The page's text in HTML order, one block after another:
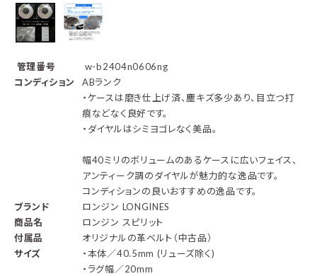
管理番号
w-b2404n0606ng
コンディション
ABランク
・ケースは磨き仕上げ済、塵キズ多少あり、目立つ打
痕などなく良好です。
・ ダイヤルはシミヨゴレなく美品。
幅40ミリのボリュームのあるケースに広いフェイス、
アンティーク調のダイヤルが魅力的な逸品です。
コンディションの良いおすすめの逸品です。
ブランド
ロンジン LONGINES
商品名
ロンジン スピリット
付属品
オリジナルの革ベルト（中古品）
サイズ
・本体／40.5mm (リューズ除く)
・ラグ幅／20mm